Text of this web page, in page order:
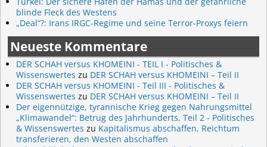
blinde Fleck des Westens
„Deal“?: Irans IRGC-Regime und seine Terror-Proxys feiern
Neueste Kommentare
DER SCHAH versus KHOMEINI - TEIL I - Politisches &
Wissenswertes zu DER SCHAH versus KHOMEINI – Teil II
DER SCHAH versus KHOMEINI - Teil III - Politisches &
Wissenswertes zu DER SCHAH versus KHOMEINI – Teil II
Der eigennützige, tyrannische Krieg gegen Nahrungsmittel
„Klimawandel“: Betrug des Jahrhunderts, Teil 2 - Politisches
& Wissenswertes zu Kapitalismus abschaffen, Reichtum
transferieren, den Westen abschaffen